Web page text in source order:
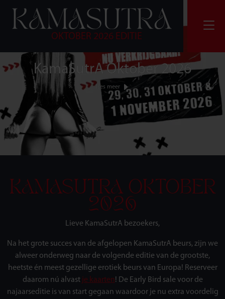
OKTOBER 2026 EDITIE
KamaSutrA Oktober 2026
lees meer
KAMASUTRA OKTOBER
2026
Lieve KamaSutrA bezoekers,
Na het grote succes van de afgelopen KamaSutrA beurs, zijn we
alweer onderweg naar de volgende editie van de grootste,
heetste én meest gezellige erotiek beurs van Europa! Reserveer
daarom nú alvast je kaarten! De Early Bird sale voor de
najaarseditie is van start gegaan waardoor je nu extra voordelig